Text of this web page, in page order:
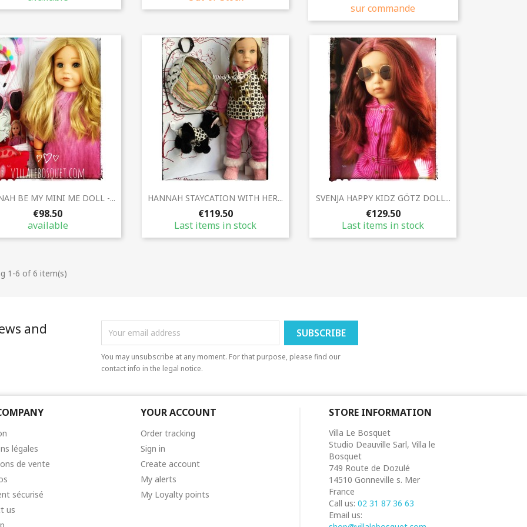
sur commande
 Quick view
BE MY MINI ME DOLL -...
€98.50
available
Quick view
HANNAH STAYCATION WITH HER...
€119.50
Last items in stock
Quick view
SVENJA HAPPY KIDZ GÖTZ DOLL...
€129.50
Last items in stock
1-6 of 6 item(s)
and
You may unsubscribe at any moment. For that purpose, please find our
contact info in the legal notice.
légales
de vente
sécurisé
us
YOUR ACCOUNT
Order tracking
Sign in
Create account
My alerts
My Loyalty points
STORE INFORMATION
Villa Le Bosquet
Studio Deauville Sarl, Villa le
Bosquet
749 Route de Dozulé
14510 Gonneville s. Mer
France
Call us: 02 31 87 36 63
Email us: